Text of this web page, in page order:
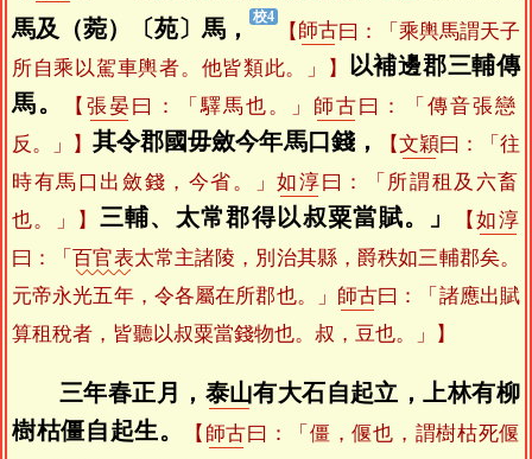
馬及（菀）〔苑〕馬，
【 師古曰：「乘輿馬謂天子
所自乘以駕車輿者。他皆類此。」】
以補邊郡三輔傳
馬。
【張晏 曰：「驛馬也。」 師古 曰：「傳音張戀
反。」】其令郡國毋斂今年馬口錢， 【文穎曰：「往
時有馬口出斂錢，今省。」如淳 曰：「所謂租及六畜
也。」】 三輔、太常郡得以叔粟當賦。」 【如淳
曰：「 百官表太常主諸陵，別治其縣，爵秩如三輔郡矣。
元帝永光五年，令各屬在所郡也。」 師古曰：「諸應出賦
算租稅者，皆聽以叔粟當錢物也。叔，豆也。」】
三年春正月， 泰山有大石自起立，上林有柳
樹枯僵自起生。
【 師古曰：「僵，偃也，謂樹枯死偃